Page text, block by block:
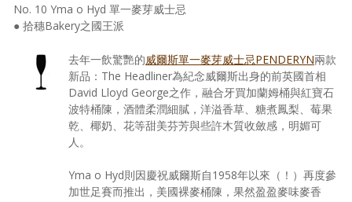
No. 10 Yma o Hyd 單一麥芽威士忌
● 拾穗Bakery之國王派
去年一飲驚艷的威爾斯單一麥芽威士忌PENDERYN兩款
新品：The Headliner為紀念威爾斯出身的前英國首相
David Lloyd George之作，融合牙買加蘭姆桶與紅寶石
波特桶陳，酒體柔潤細膩，洋溢香草、糖煮鳳梨、莓果
乾、椰奶、花等甜美芬芳與些許木質收斂感，明媚可
人。
Yma o Hyd則因慶祝威爾斯自1958年以來（！）再度參
加世足賽而推出，美國裸麥桶陳，果然盈盈麥味麥香